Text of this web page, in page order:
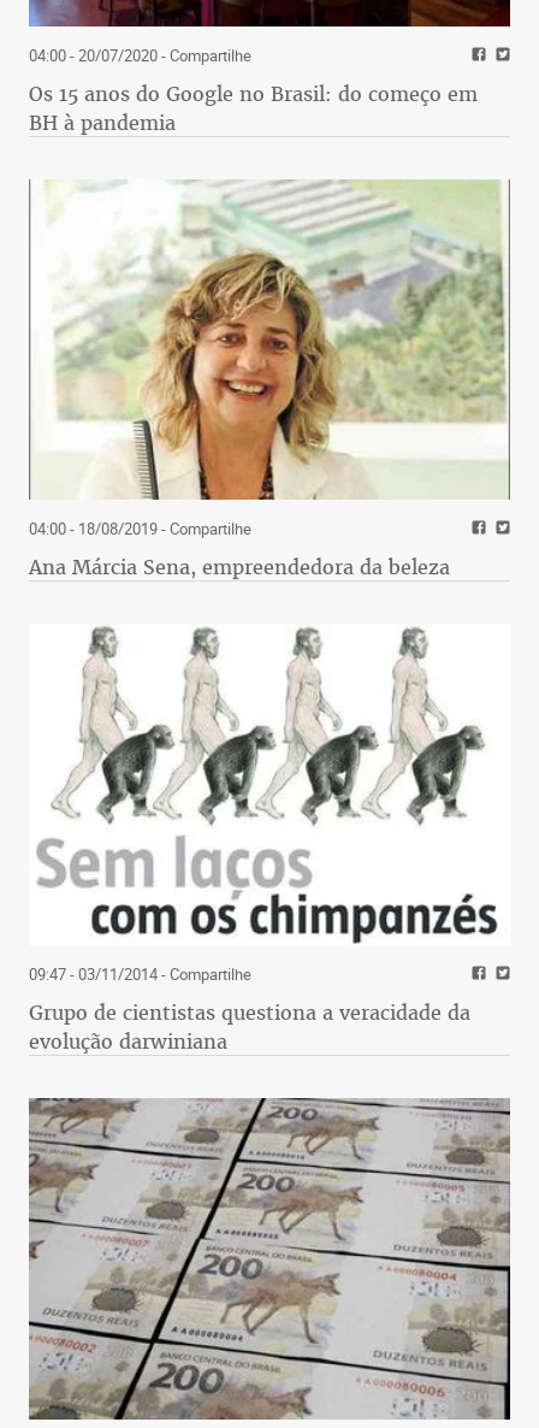
04:00 - 20/07/2020- Compartilhe
Os 15 anos do Google no Brasil: do começo em
BH à pandemia
04:00 - 18/08/2019- Compartilhe
Ana Márcia Sena, empreendedora da beleza
09:47 - 03/11/2014- Compartilhe
Grupo de cientistas questiona a veracidade da
evolução darwiniana